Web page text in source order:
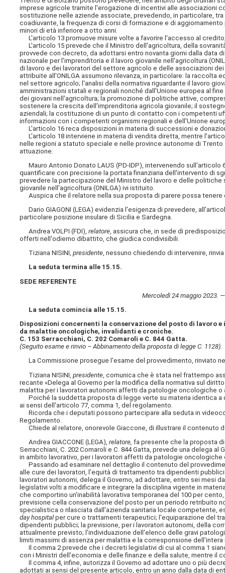
imprese agricole tramite l'erogazione di incentivi alle associazioni
sostituzione nelle aziende associate, prevedendo, in particolare,
coadiuvante, la frequenza di corsi di formazione e di
minori di età inferiore a otto anni.
L'articolo 13 promuove misure volte a favorire l'accesso al
L'articolo 15 prevede che il Ministro dell'agricoltura, della
provvede con decreto, da adottarsi entro novanta giorni dalla data
nazionale per l'imprenditoria e il lavoro giovanile nell'agricoltura
di lavoro e dei lavoratori del settore agricolo e delle associazioni
attribuite all'ONILGA assumono rilevanza, in particolare: la
nel settore agricolo; l'analisi della normativa riguardante il lavoro
amministrazioni statali e regionali nonché dall'Unione europea al
dei giovani nell'agricoltura; la promozione di politiche attive,
sostenere la crescita dell'imprenditoria agricola giovanile; il
aziendali; la costituzione di un punto di contatto con i competenti
informazioni con i competenti organismi regionali e dell'Unione
L'articolo 16 reca disposizioni in materia di successioni e
L'articolo 18 interviene in materia di vendita diretta, mentre
nelle regioni a statuto speciale e nelle province autonome di
attuazione.
Mauro Antonio Donato LAUS (PD-IDP), intervenendo sull'articolo
quantificare con precisione la portata finanziaria dell'intervento di
prevedere la partecipazione del Ministro del lavoro e delle
giovanile nell'agricoltura (ONILGA) ivi istituito.
Auspica che il relatore nella sua proposta di parere possa tenere
Dario GIAGONI (LEGA) evidenzia l'esigenza di prevedere,
particolare posizione insulare di Sicilia e Sardegna.
Andrea VOLPI (FDI),relatore, assicura che, in sede di
offerti nell'odierno dibattito, che giudica condivisibili.
Tiziana NISINI,presidente, nessuno chiedendo di intervenire,
La seduta termina alle 15.15.
SEDE REFERENTE
Mercoledì 24 maggio 2023.
La seduta comincia alle 15.15.
Disposizioni concernenti la conservazione del posto di lavoro
da malattie oncologiche, invalidanti e croniche.
C. 153 Serracchiani, C. 202 Comaroli e C. 844 Gatta.
(Seguito esame e rinvio – Abbinamento della proposta di legge C. 1128).
La Commissione prosegue l'esame del provvedimento, rinviato
Tiziana NISINI,presidente , comunica che è stata nel frattempo
recante «Delega al Governo per la modifica della normativa sul
malattia per i lavoratori autonomi affetti da patologie oncologiche o
Poiché la suddetta proposta di legge verte su materia identica a
ai sensi dell'articolo 77, comma 1, del regolamento.
Ricorda che i deputati possono partecipare alla seduta in
Regolamento.
Chiede al relatore, onorevole Giaccone, di illustrare il contenuto
Andrea GIACCONE (LEGA),relatore, fa presente che la proposta
Serracchiani, C. 202 Comaroli e C. 844 Gatta, prevede una delega
in ambito lavorativo, per i lavoratori affetti da patologie
Passando ad esaminare nel dettaglio il contenuto del
alle cure dei lavoratori, l'equità di trattamento tra dipendenti
lavoratori autonomi, delega il Governo, ad adottare, entro sei mesi
legislativi volti a modificare e integrare la disciplina vigente in
che comportino un'inabilità lavorativa temporanea del 100 per
previsione cella conservazione del posto per un periodo retribuito
specialistica o rilasciata dall'azienda sanitaria locale competente,
day hospital per cure o trattamenti terapeutici; l'equiparazione del
dipendenti pubblici; la previsione, per i lavoratori autonomi, della
attualmente previsto; l'individuazione dell'elenco delle gravi
limiti massimi di assenza per malattia e la corresponsione
Il comma 2 prevede che i decreti legislativi di cui al comma 1
con i Ministri dell'economia e delle finanze e della salute, mentre il
Il comma 4, infine, autorizza il Governo ad adottare uno o più
adottati ai sensi del presente articolo, entro un anno dalla data di